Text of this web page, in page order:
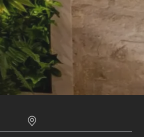
Classic Grill Szeged